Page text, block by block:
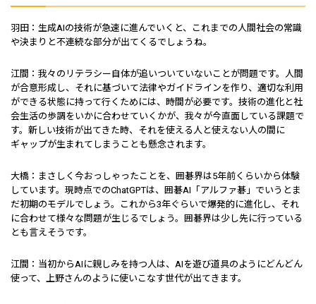
羽田：生成AIの技術が急速に進んでいくと、これまでの人間社会の常識
や決まりと不連続な部分が出てくるでしょうね。
江間：我々のリテラシー自体が追いついていないことが問題です。人間
が合意形成し、それに基づいて法律やガイドラインを作り、適切な利用
ができる状態に持って行くためには、時間が必要です。技術の進化と社
会生活の歩調をいかに合わせていくかが、我々が今直面している課題で
す。新しい技術が出てきた時、それを使える人と使えない人の間に
ギャップが生まれてしまうことも懸念されます。
大橋：まさしく今おっしゃったことを、囲碁界は5年前くらいから体験
しています。現時点でのChatGPTは、囲碁AI「アルファ碁」でいうとま
だ初期のモデルでしょう。これから3年ぐらいで爆発的に進化し、それ
に合わせて様々な問題が生じるでしょう。囲碁界は少し先に行っている
とも言えそうです。
江間：当初からAIに親しみを持つ人は、AIを遊び道具のようにどんどん
使って、上野さんのように使いこなす世代が出てきます。